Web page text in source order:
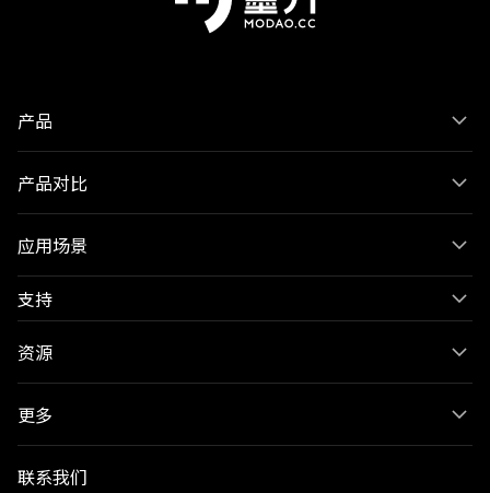
产品
产品对比
应用场景
支持
资源
更多
联系我们